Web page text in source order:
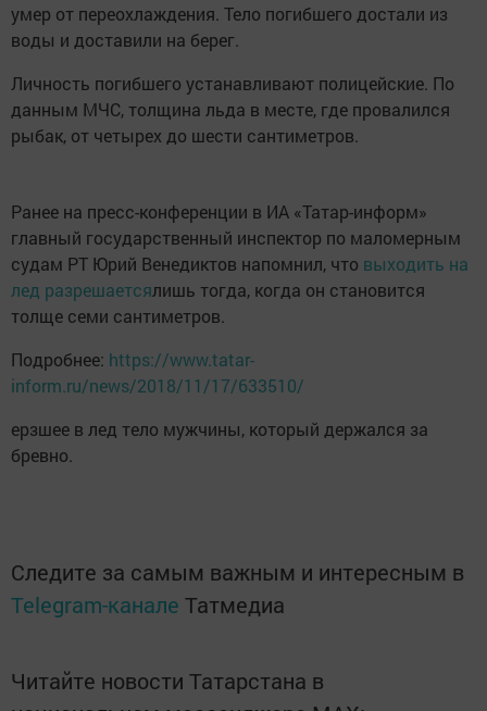
умер от переохлаждения. Тело погибшего достали из
воды и доставили на берег.
Личность погибшего устанавливают полицейские. По
данным МЧС, толщина льда в месте, где провалился
рыбак, от четырех до шести сантиметров.
Ранее на пресс-конференции в ИА «Татар-информ»
главный государственный инспектор по маломерным
судам РТ Юрий Венедиктов напомнил, что выходить на
лед разрешаетсялишь тогда, когда он становится
толще семи сантиметров.
Подробнее: https://www.tatar-
inform.ru/news/2018/11/17/633510/
ерзшее в лед тело мужчины, который держался за
бревно.
Следите за самым важным и интересным в
Telegram-канале Татмедиа
Читайте новости Татарстана в